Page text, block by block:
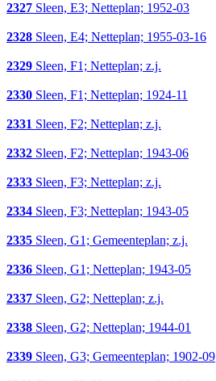
2327 Sleen, E3; Netteplan; 1952-03
2328 Sleen, E4; Netteplan; 1955-03-16
2329 Sleen, F1; Netteplan; z.j.
2330 Sleen, F1; Netteplan; 1924-11
2331 Sleen, F2; Netteplan; z.j.
2332 Sleen, F2; Netteplan; 1943-06
2333 Sleen, F3; Netteplan; z.j.
2334 Sleen, F3; Netteplan; 1943-05
2335 Sleen, G1; Gemeenteplan; z.j.
2336 Sleen, G1; Netteplan; 1943-05
2337 Sleen, G2; Netteplan; z.j.
2338 Sleen, G2; Netteplan; 1944-01
2339 Sleen, G3; Gemeenteplan; 1902-09